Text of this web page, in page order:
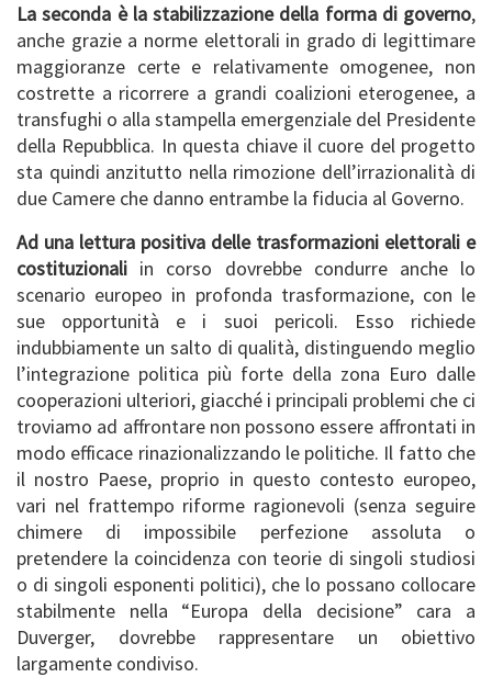
La seconda è la stabilizzazione della forma di governo,
anche grazie a norme elettorali in grado di legittimare
maggioranze certe e relativamente omogenee, non
costrette a ricorrere a grandi coalizioni eterogenee, a
transfughi o alla stampella emergenziale del Presidente
della Repubblica. In questa chiave il cuore del progetto
sta quindi anzitutto nella rimozione dell’irrazionalità di
due Camere che danno entrambe la fiducia al Governo.
Ad una lettura positiva delle trasformazioni elettorali e
costituzionali in corso dovrebbe condurre anche lo
scenario europeo in profonda trasformazione, con le
sue opportunità e i suoi pericoli. Esso richiede
indubbiamente un salto di qualità, distinguendo meglio
l’integrazione politica più forte della zona Euro dalle
cooperazioni ulteriori, giacché i principali problemi che ci
troviamo ad affrontare non possono essere affrontati in
modo efficace rinazionalizzando le politiche. Il fatto che
il nostro Paese, proprio in questo contesto europeo,
vari nel frattempo riforme ragionevoli (senza seguire
chimere di impossibile perfezione assoluta o
pretendere la coincidenza con teorie di singoli studiosi
o di singoli esponenti politici), che lo possano collocare
stabilmente nella “Europa della decisione” cara a
Duverger, dovrebbe rappresentare un obiettivo
largamente condiviso.